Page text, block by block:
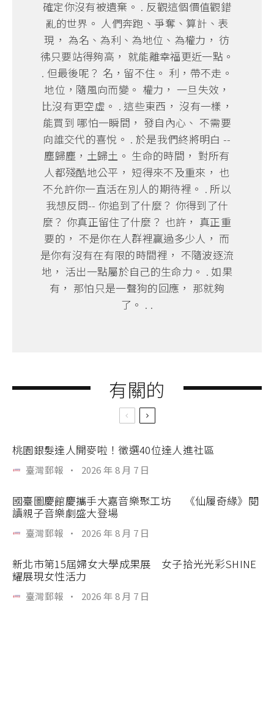
確定你沒有被遺棄。 . 反觀這個價值觀錯
亂的世界。 人們奔跑、爭奪、算計、表
現， 為名、為利、為地位、為權力， 彷
彿只要站得夠高， 就能離幸福更近一點。
. 但最後呢？ 名，留不住。 利，帶不走。
地位，隨風向而變。 權力， 一旦失效，
比沒有更空虛。 . 這些東西， 沒有一樣，
能買到 哪怕一瞬間， 發自內心、 不需要
向誰交代的喜悅。 . 於是我們終將明白 --
塵歸塵，土歸土。 生命的時間， 對所有
人都殘酷地公平， 短得來不及重來， 也
不允許你一直活在別人的期待裡。 . 所以
我想反問-- 你追到了什麼？ 你得到了什
麼？ 你真正留住了什麼？ 也許， 真正重
要的， 不是你在人群裡贏過多少人， 而
是你有沒有在有限的時間裡， 不隨波逐流
地， 活出一點屬於自己的生命力。 . 如果
有， 那怕只是一聲狗的回應， 那就夠
了。 . .
有關的
桃園銀髮達人開麥啦！徵選40位達人進社區
臺灣郵報 · 2026 年 8 月 7 日
國臺圖慶館慶攜手大嘉音樂聚工坊 《仙履奇緣》閱
讀親子音樂劇盛大登場
臺灣郵報 · 2026 年 8 月 7 日
新北市第15屆婦女大學成果展 女子拾光光彩SHINE
耀展現女性活力
臺灣郵報 · 2026 年 8 月 7 日